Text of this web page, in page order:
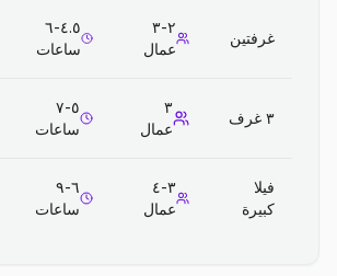
غرفتين
٢-٣
عمال
٤.٥-٦
ساعات
٣ غرف
٣
عمال
٥-٧
ساعات
فيلا
كبيرة
٣-٤
عمال
٦-٩
ساعات